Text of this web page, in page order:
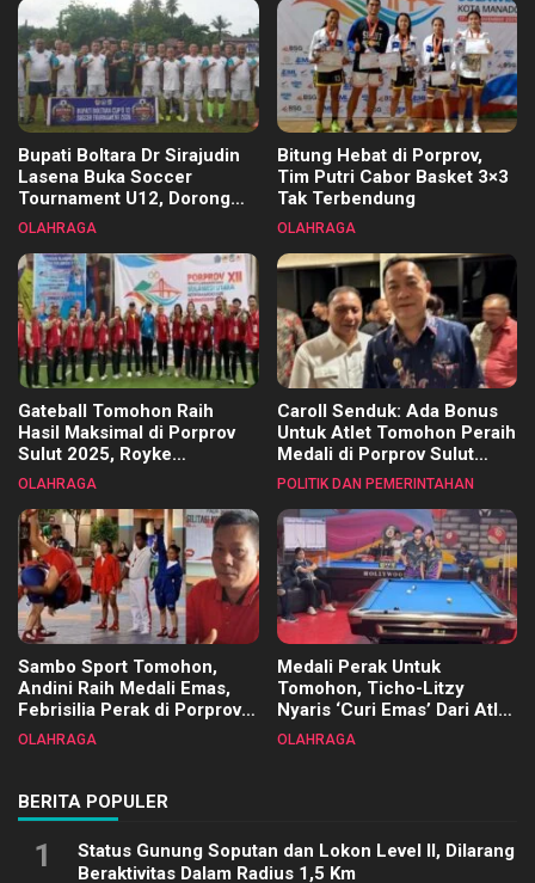
Bupati Boltara Dr Sirajudin
Lasena Buka Soccer
Tournament U12, Dorong
Pembinaan Merata di Setiap
OLAHRAGA
Bitung Hebat di Porprov,
Tim Putri Cabor Basket 3×3
Tak Terbendung
OLAHRAGA
Gateball Tomohon Raih
Hasil Maksimal di Porprov
Sulut 2025, Royke
Tangkawarouw Ucapkan
OLAHRAGA
Caroll Senduk: Ada Bonus
Untuk Atlet Tomohon Peraih
Medali di Porprov Sulut
2025
POLITIK DAN PEMERINTAHAN
Sambo Sport Tomohon,
Andini Raih Medali Emas,
Febrisilia Perak di Porprov
Sulut 2025
OLAHRAGA
Medali Perak Untuk
Tomohon, Ticho-Litzy
Nyaris ‘Curi Emas’ Dari Atlet
Biliar PON di Porprov Sulut
OLAHRAGA
BERITA POPULER
1
Status Gunung Soputan dan Lokon Level II, Dilarang
Beraktivitas Dalam Radius 1,5 Km